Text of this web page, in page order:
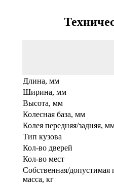
Длина, мм
Ширина, мм
Высота, мм
Колесная база, мм
Колея передняя/задняя,
Тип кузова
Кол-во дверей
Кол-во мест
Собственная/допустимая
масса, кг